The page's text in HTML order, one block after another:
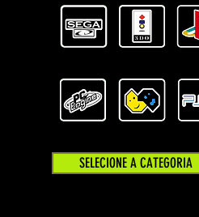
SELECIONE A CATEGORIA